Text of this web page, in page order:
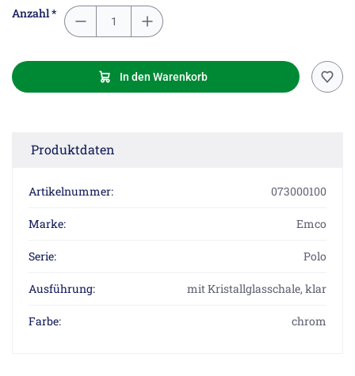
Anzahl *
In den Warenkorb
Produktdaten
Artikelnummer: 073000100
Marke: Emco
Serie: Polo
Ausführung: mit Kristallglasschale, klar
Farbe: chrom